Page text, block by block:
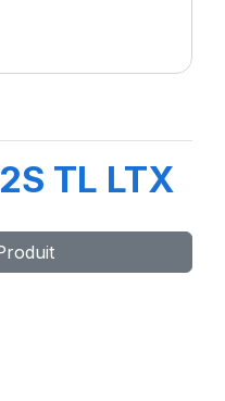
TL LTX